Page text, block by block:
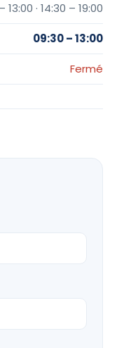
13:00 · 14:30 – 19:00
09:30 – 13:00
Fermé